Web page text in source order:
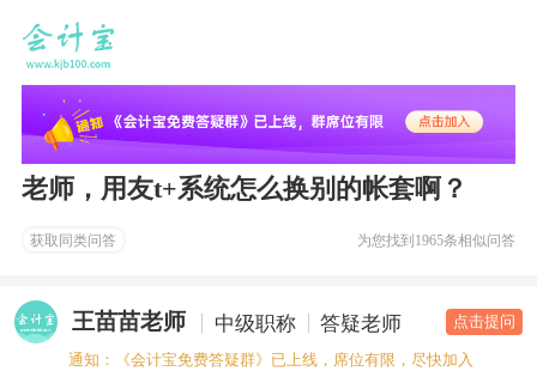
老师，用友t+系统怎么换别的帐套啊？
获取同类问答 为您找到1965条相似问答
王苗苗老师 中级职称 答疑老师 点击提问
通知：《会计宝免费答疑群》已上线，席位有限，尽快加入